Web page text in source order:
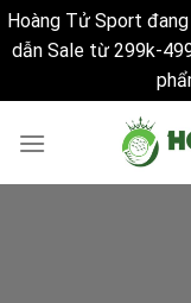
Hoàng Tử Sport
dẫn Sale từ 299k-